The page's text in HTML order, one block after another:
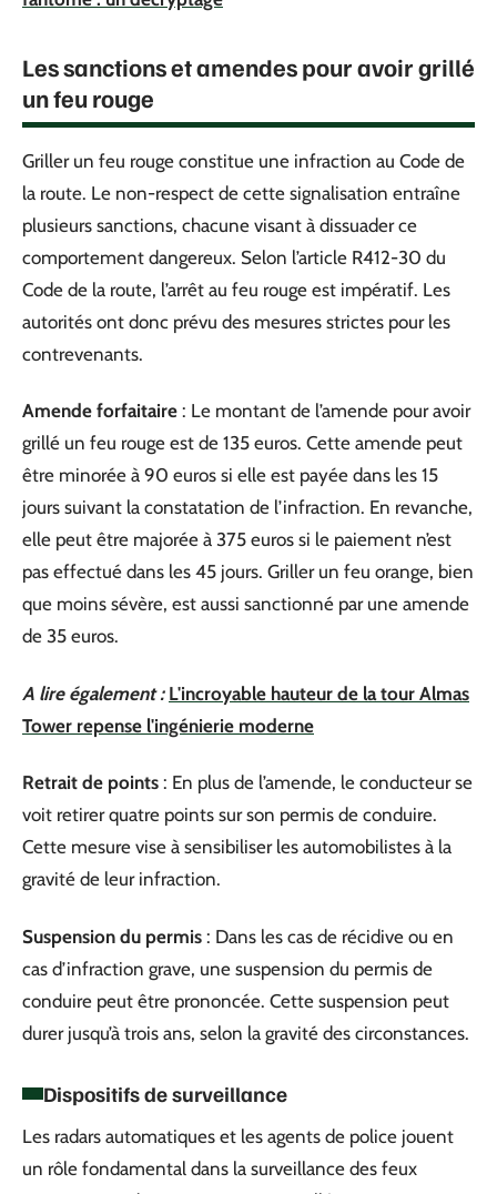
Les sanctions et amendes pour avoir grillé
un feu rouge
Griller un feu rouge constitue une infraction au Code de
la route. Le non-respect de cette signalisation entraîne
plusieurs sanctions, chacune visant à dissuader ce
comportement dangereux. Selon l’article R412-30 du
Code de la route, l’arrêt au feu rouge est impératif. Les
autorités ont donc prévu des mesures strictes pour les
contrevenants.
Amende forfaitaire : Le montant de l’amende pour avoir
grillé un feu rouge est de 135 euros. Cette amende peut
être minorée à 90 euros si elle est payée dans les 15
jours suivant la constatation de l’infraction. En revanche,
elle peut être majorée à 375 euros si le paiement n’est
pas effectué dans les 45 jours. Griller un feu orange, bien
que moins sévère, est aussi sanctionné par une amende
de 35 euros.
A lire également : L'incroyable hauteur de la tour Almas
Tower repense l'ingénierie moderne
Retrait de points : En plus de l’amende, le conducteur se
voit retirer quatre points sur son permis de conduire.
Cette mesure vise à sensibiliser les automobilistes à la
gravité de leur infraction.
Suspension du permis : Dans les cas de récidive ou en
cas d’infraction grave, une suspension du permis de
conduire peut être prononcée. Cette suspension peut
durer jusqu’à trois ans, selon la gravité des circonstances.
Dispositifs de surveillance
Les radars automatiques et les agents de police jouent
un rôle fondamental dans la surveillance des feux